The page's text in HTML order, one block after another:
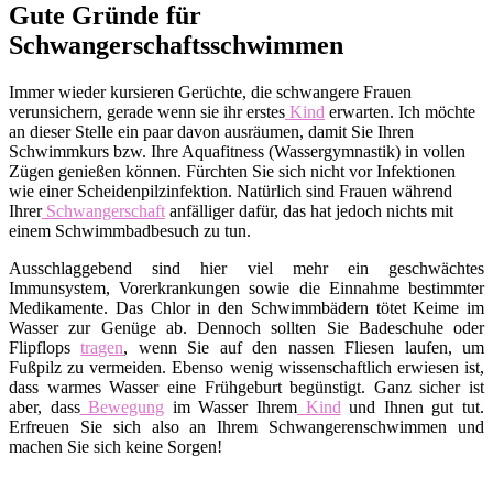
Gute Gründe für
Schwangerschaftsschwimmen
Immer wieder kursieren Gerüchte, die schwangere Frauen
verunsichern, gerade wenn sie ihr erstes Kind erwarten. Ich möchte
an dieser Stelle ein paar davon ausräumen, damit Sie Ihren
Schwimmkurs bzw. Ihre Aquafitness (Wassergymnastik) in vollen
Zügen genießen können. Fürchten Sie sich nicht vor Infektionen
wie einer Scheidenpilzinfektion. Natürlich sind Frauen während
IhrerSchwangerschaft anfälliger dafür, das hat jedoch nichts mit
einem Schwimmbadbesuch zu tun.
Ausschlaggebend sind hier viel mehr ein geschwächtes
Immunsystem, Vorerkrankungen sowie die Einnahme bestimmter
Medikamente. Das Chlor in den Schwimmbädern tötet Keime im
Wasser zur Genüge ab. Dennoch sollten Sie Badeschuhe oder
Flipflopstragen, wenn Sie auf den nassen Fliesen laufen, um
Fußpilz zu vermeiden. Ebenso wenig wissenschaftlich erwiesen ist,
dass warmes Wasser eine Frühgeburt begünstigt. Ganz sicher ist
aber, dassBewegung im Wasser Ihrem Kind und Ihnen gut tut.
Erfreuen Sie sich also an Ihrem Schwangerenschwimmen und
machen Sie sich keine Sorgen!